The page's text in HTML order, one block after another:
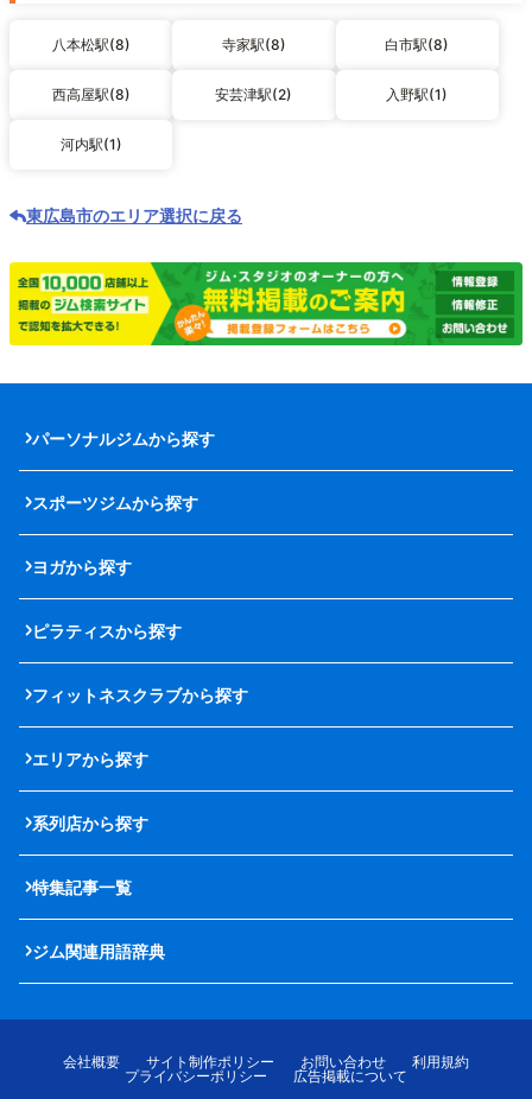
八本松駅(8) 寺家駅(8) 白市駅(8)
西高屋駅(8) 安芸津駅(2) 入野駅(1)
河内駅(1)
東広島市のエリア選択に戻る
パーソナルジムから探す
スポーツジムから探す
ヨガから探す
ピラティスから探す
フィットネスクラブから探す
エリアから探す
系列店から探す
特集記事一覧
ジム関連用語辞典
会社概要 サイト制作ポリシー お問い合わせ
利用規約
プライバシーポリシー
広告掲載について